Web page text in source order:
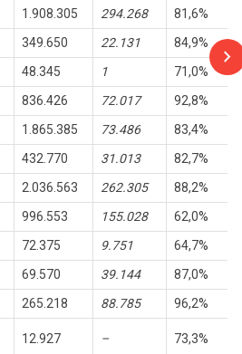
1.908.305 294.268
81,6%
349.650 22.131
84,9%
48.345 1
71,0%
836.426 72.017
92,8%
1.865.385 73.486
83,4%
432.770 31.013
82,7%
2.036.563 262.305
88,2%
996.553 155.028
62,0%
72.375 9.751
64,7%
69.570 39.144
87,0%
265.218 88.785
96,2%
12.927 – 73,3%